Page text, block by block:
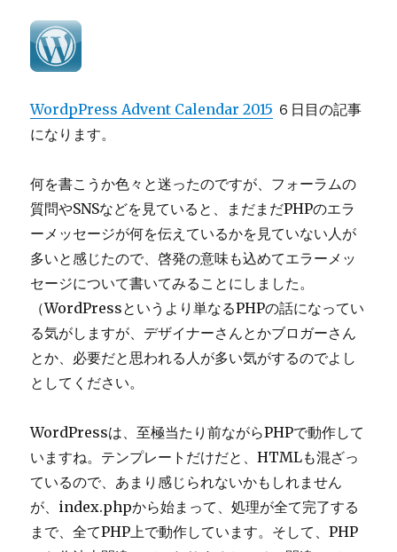
WordpPress Advent Calendar 2015 ６日目の記事
になります。
何を書こうか色々と迷ったのですが、フォーラムの
質問やSNSなどを見ていると、まだまだPHPのエラ
ーメッセージが何を伝えているかを見ていない人が
多いと感じたので、啓発の意味も込めてエラーメッ
セージについて書いてみることにしました。
（WordPressというより単なるPHPの話になってい
る気がしますが、デザイナーさんとかブロガーさん
とか、必要だと思われる人が多い気がするのでよし
としてください。
WordPressは、至極当たり前ながらPHPで動作して
いますね。テンプレートだけだと、HTMLも混ざっ
ているので、あまり感じられないかもしれません
が、index.phpから始まって、処理が全て完了する
まで、全てPHP上で動作しています。そして、PHP